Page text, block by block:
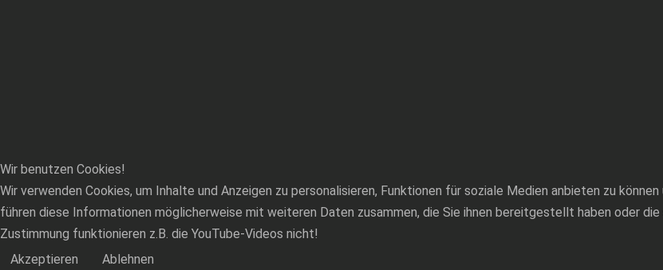
Wir benutzen Cookies!
Wir verwenden Cookies, um Inhalte und Anzeigen zu personalisieren, Funktionen für soziale Medien anbieten zu
führen diese Informationen möglicherweise mit weiteren Daten zusammen, die Sie ihnen bereitgestellt haben oder
Zustimmung funktionieren z.B. die YouTube-Videos nicht!
Akzeptieren
Ablehnen